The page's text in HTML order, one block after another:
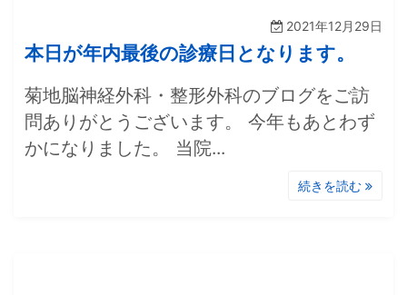
2021年12月29日
本日が年内最後の診療日となります。
菊地脳神経外科・整形外科のブログをご訪
問ありがとうございます。 今年もあとわず
かになりました。 当院...
続きを読む